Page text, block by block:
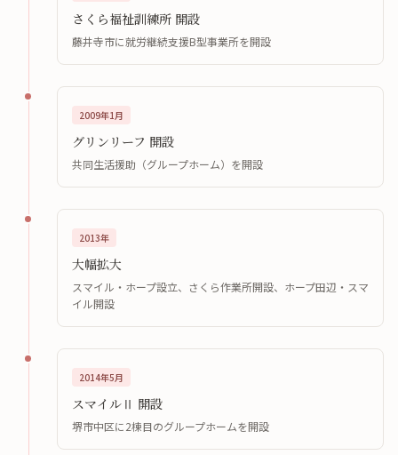
さくら福祉訓練所 開設
藤井寺市に就労継続支援B型事業所を開設
2009年1月
グリンリーフ 開設
共同生活援助（グループホーム）を開設
2013年
大幅拡大
スマイル・ホープ設立、さくら作業所開設、ホープ田辺・スマ
イル開設
2014年5月
スマイルⅡ 開設
堺市中区に2棟目のグループホームを開設